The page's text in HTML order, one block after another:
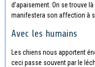
d’apaisement. On se trouve
manifestera son affection à
Avec les humains
Les chiens nous apportent
ceci passe souvent par le